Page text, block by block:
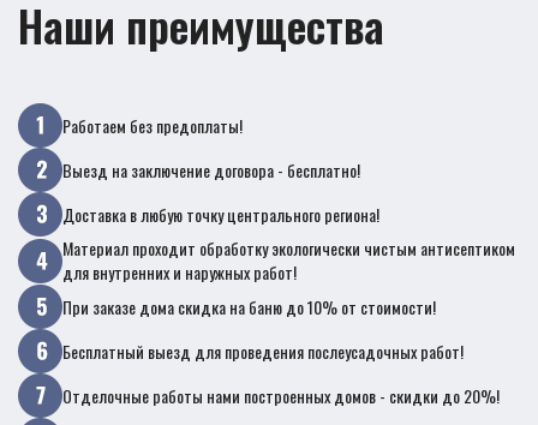
Наши преимущества
Работаем без предоплаты!
Выезд на заключение договора - бесплатно!
Доставка в любую точку центрального региона!
Материал проходит обработку экологически чистым антисептиком
для внутренних и наружных работ!
При заказе дома скидка на баню до 10% от стоимости!
Бесплатный выезд для проведения послеусадочных работ!
Отделочные работы нами построенных домов - скидки до 20%!